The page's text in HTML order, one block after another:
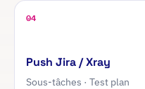
04
Push Jira / Xray
Sous-tâches · Test plan